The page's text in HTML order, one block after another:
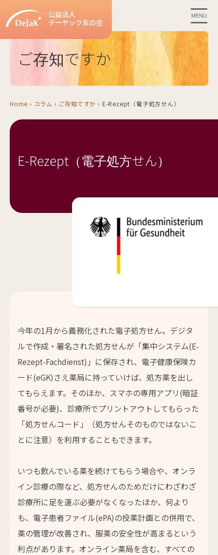
公益法人
デーヤック友の会
MENU
ご存知ですか
Home › コラム › ご存知ですか › E-Rezept（電子処方せん）
E-Rezept（電子処方せん）
今年の1月から義務化された電子処方せん。デジタ
ルで作成・署名された処方せんが「集中システム(E-
Rezept-Fachdienst)」に保存され、電子健康保険カ
ード(eGK)さえ薬局に持っていけば、処方薬を出し
てもらえます。そのほか、スマホの専用アプリ(暗証
番号が必要)、診療所でプリントアウトしてもらった
「処方せんコード」（処方せんそのものではないこ
とに注意）を利用することもできます。
いつも飲んでいる薬を続けてもらう場合や、オンラ
イン診療の際など、処方せんのためだけにわざわざ
診療所に足を運ぶ必要がなくなったほか、何より
も、電子患者ファイル(ePA)の投薬計画との併用で、
薬の管理が改善され、服薬の安全性が高まるという
利点があります。オンライン薬局を含む、すべての